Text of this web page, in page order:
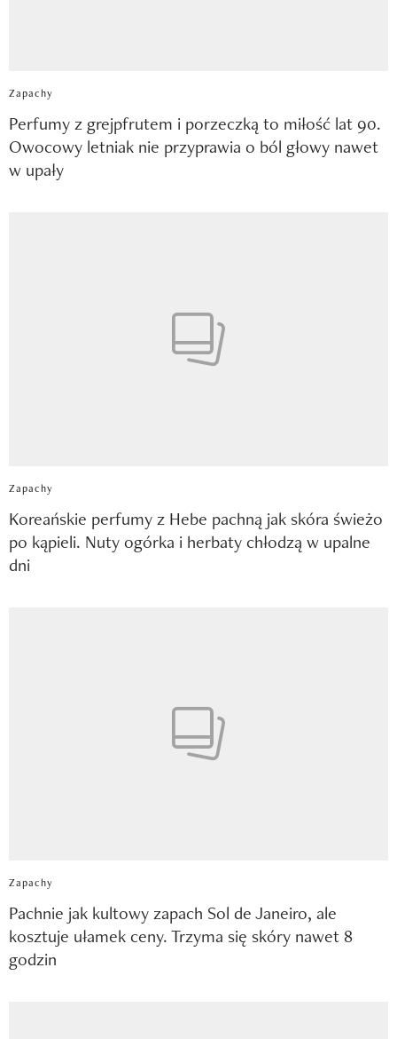
Zapachy
Perfumy z grejpfrutem i porzeczką to miłość lat 90.
Owocowy letniak nie przyprawia o ból głowy nawet
w upały
Zapachy
Koreańskie perfumy z Hebe pachną jak skóra świeżo
po kąpieli. Nuty ogórka i herbaty chłodzą w upalne
dni
Zapachy
Pachnie jak kultowy zapach Sol de Janeiro, ale
kosztuje ułamek ceny. Trzyma się skóry nawet 8
godzin